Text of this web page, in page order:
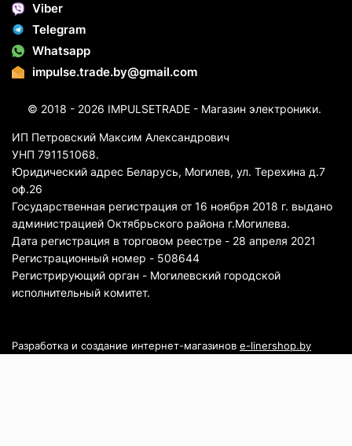
Viber
Telegram
Whatsapp
impulse.trade.by@gmail.com
© 2018 - 2026 IMPULSETRADE - Магазин электроники.
ИП Петровский Максим Александрович
УНП 791151068.
Юридический адрес Беларусь, Могилев, ул. Терехина д.7
оф.26
Государственная регистрация от 16 ноября 2018 г. выдано
администрацией Октябрьского района г.Могилева.
Дата регистрация в торговом реестре - 28 апреля 2021
Регистрационный номер - 508644
Регистрирующий орган - Могилевский городской
исполнительный комитет.
Разработка и создание интернет-магазинов e-linershop.by